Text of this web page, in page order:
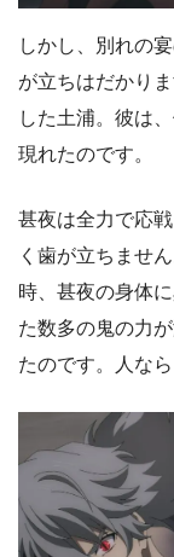
しかし、別れの
が立ちはだかり
した土浦。彼は
現れたのです。
甚夜は全力で応
く歯が立ちませ
時、甚夜の身体
た数多の鬼の力
たのです。人な